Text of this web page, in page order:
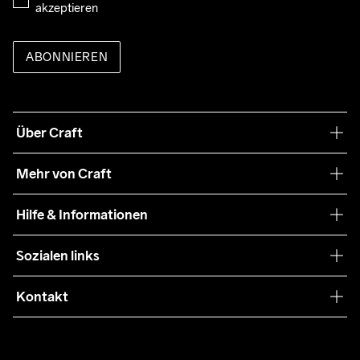
akzeptieren
ABONNIEREN
Über Craft
Nachhaltigkeit
Mehr von Craft
Teamwear
Zusammenarbeit
Press
Hilfe & Informationen
Retouren
Kundendienst
Sozialen links
Kontakt